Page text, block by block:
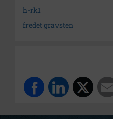
h-rk1
fredet gravsten